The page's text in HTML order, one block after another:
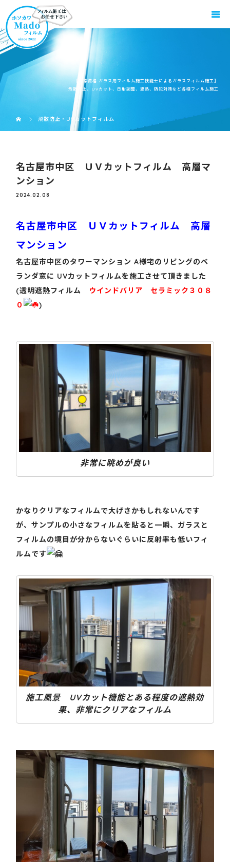
【国家資格 ガラス用フィルム施工技能士によるガラスフィルム施工】
飛散防止、UVカット、日射調整、遮熱、防犯対策など各種フィルム施工
飛散防止・UVカットフィルム
名古屋市中区 ＵＶカットフィルム 高層マ
ンション
2024.02.08
名古屋市中区 ＵＶカットフィルム 高層
マンション
名古屋市中区のタワーマンション A様宅のリビングのベ
ランダ窓に UVカットフィルムを施工させて頂きました
(透明遮熱フィルム ウインドバリアセラミック３０８
０
)
非常に眺めが良い
かなりクリアなフィルムで大げさかもしれないんです
が、サンプルの小さなフィルムを貼ると一瞬、ガラスと
フィルムの境目が分からないぐらいに反射率も低いフィ
ルムです
施工風景 UVカット機能とある程度の遮熱効
果、非常にクリアなフィルム